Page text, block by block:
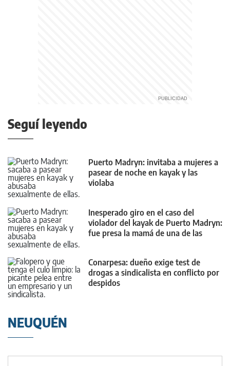
Seguí leyendo
Puerto Madryn: invitaba a mujeres a
pasear de noche en kayak y las
violaba
Inesperado giro en el caso del
violador del kayak de Puerto Madryn:
fue presa la mamá de una de las
Conarpesa: dueño exige test de
drogas a sindicalista en conflicto por
despidos
NEUQUÉN